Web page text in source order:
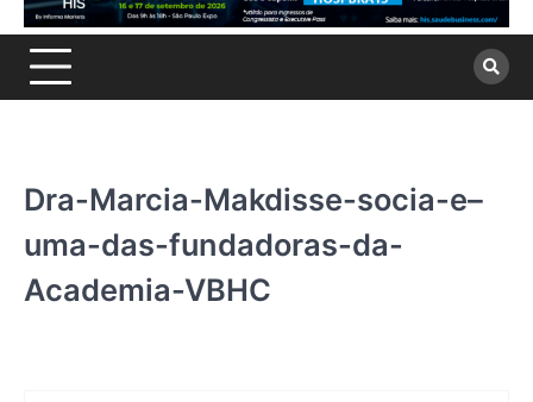
Dra-Marcia-Makdisse-socia-e–
uma-das-fundadoras-da-
Academia-VBHC